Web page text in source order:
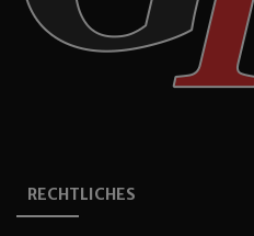
RECHTLICHES